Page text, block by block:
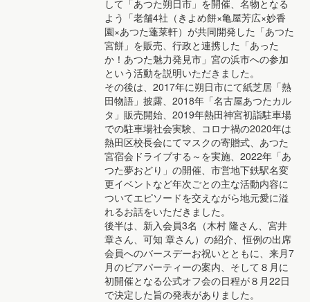
して「あつた朔日市」を開催、名物となる
よう「老舗4社（きよめ餅×亀屋芳広×妙香
園×あつた蓬莱軒）が共同開発した「あつた
宮餅」を販売、行政と連携した「あった
か！あつた魅力発見市」宮の浜市への参加
という活動を説明いただきました。
その後は、2017年に朔日市にて紙芝居「熱
田物語」披露、2018年「名古屋あつたカル
タ」販売開始、2019年熱田神宮初詣駐車場
での駐車場社会実験、コロナ禍の2020年は
熱田区校長会にてマスクの寄贈式、あつた
宮宿会ドライブする～を実施、2022年「あ
つた夢おどり」の開催、市営地下鉄駅名変
更イベントなど年次ごとの主な活動内容に
ついてエピソードを交えながら地元愛に溢
れるお話をいただきました。
後半は、新入会員3名（木村 隆さん、宮井
章さん、可知 章さん）の紹介、恒例の出席
会員へのバースデーお祝いとともに、来月7
月のビアパーティーの案内、そして８月に
初開催となる公式オフ会の日程が８月22日
で決定した旨の発表がありました。